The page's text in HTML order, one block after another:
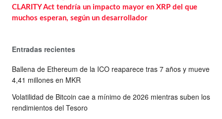
CLARITY Act tendría un impacto mayor en XRP del que
muchos esperan, según un desarrollador
Entradas recientes
Ballena de Ethereum de la ICO reaparece tras 7 años y mueve
4,41 millones en MKR
Volatilidad de Bitcoin cae a mínimo de 2026 mientras suben los
rendimientos del Tesoro